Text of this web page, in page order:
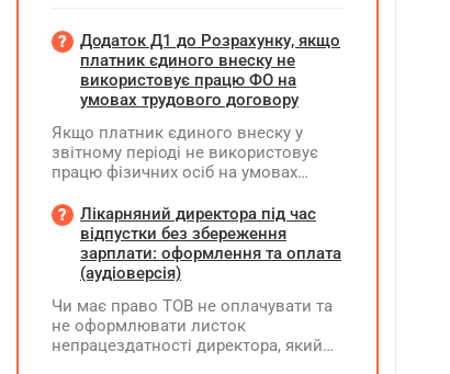
Додаток Д1 до Розрахунку, якщо
платник єдиного внеску не
використовує працю ФО на
умовах трудового договору
Якщо платник єдиного внеску у
звітному періоді не використовує
працю фізичних осіб на умовах
на інших умовах, передбачених
законодавством, Додаток Д1/
Додаток ФІЗ-Д1 за відповідний
період не подається
Лікарняний директора під час
відпустки без збереження
зарплати: оформлення та оплата
(аудіоверсія)
Чи має право ТОВ не оплачувати та
не оформлювати листок
непрацездатності директора, який